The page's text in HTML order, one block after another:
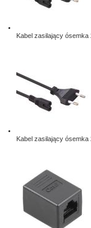
Kabel zasilający ósemka
Kabel zasilający ósemka